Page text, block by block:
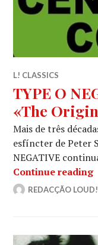
L! CLASSICS
TYPE O
«The
Mais de três
esfíncter de Peter
NEGATIVE
Continue reading
REDACÇÃO LOUD!